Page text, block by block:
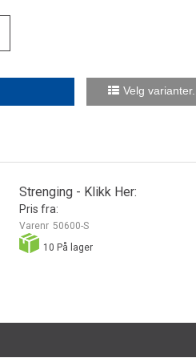
Velg varianter...
Strenging - Klikk Her:
Pris fra:
Varenr 50600-S
10 På lager